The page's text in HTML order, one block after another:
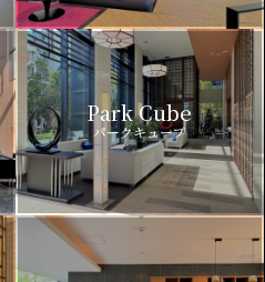
Park Cube
パークキューブ